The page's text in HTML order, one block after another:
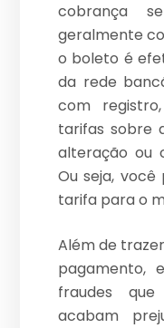
cobrança
geralmente
o boleto é
da rede
com
tarifas sobre
alteração ou
Ou seja,
tarifa para o
Além de
pagamento,
fraudes
acabam